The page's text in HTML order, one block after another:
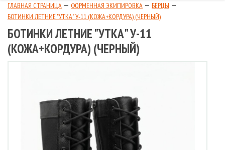
ГЛАВНАЯ СТРАНИЦА ФОРМЕННАЯ ЭКИПИРОВКА
БЕРЦЫ
БОТИНКИ ЛЕТНИЕ "УТКА" У-11 (КОЖА+КОРДУРА) (ЧЕРНЫЙ)
БОТИНКИ ЛЕТНИЕ "УТКА" У-11
(КОЖА+КОРДУРА) (ЧЕРНЫЙ)